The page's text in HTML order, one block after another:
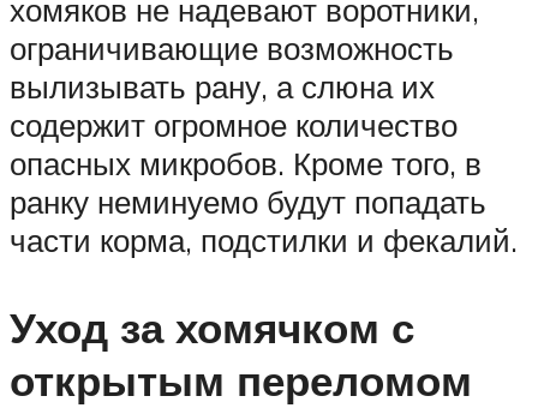
хомяков не надевают воротники,
ограничивающие возможность
вылизывать рану, а слюна их
содержит огромное количество
опасных микробов. Кроме того, в
ранку неминуемо будут попадать
части корма, подстилки и фекалий.
Уход за хомячком с
открытым переломом